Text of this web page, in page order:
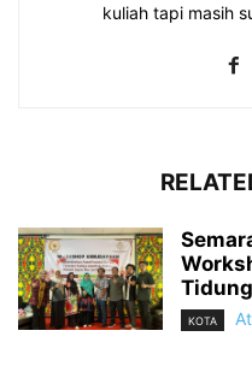
kuliah tapi masih
KOTA